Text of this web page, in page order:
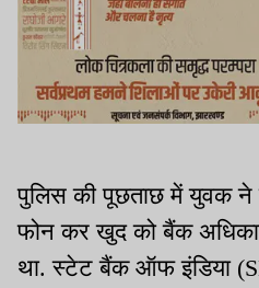
पुलिस की पूछताछ में युवक ने
फोन कर खुद को बैंक
था. स्टेट बैंक ऑफ इंडिया